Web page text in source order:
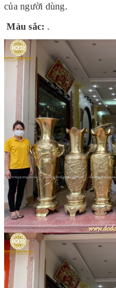
của người dùng.
Màu sắc: .